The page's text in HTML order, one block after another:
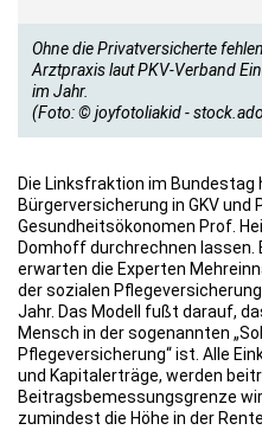
Ohne die Privatversicherte
Arztpraxis laut PKV-Verband
im Jahr.
(Foto: © joyfotoliakid -
Die Linksfraktion im Bundestag
Bürgerversicherung in GKV und
Gesundheitsökonomen Prof.
Domhoff durchrechnen lassen.
erwarten die Experten
der sozialen
Jahr. Das Modell fußt darauf,
Mensch in der sogenannten
Pflegeversicherung“ ist. Alle
und Kapitalerträge, werden
Beitragsbemessungsgrenze
zumindest die Höhe in der